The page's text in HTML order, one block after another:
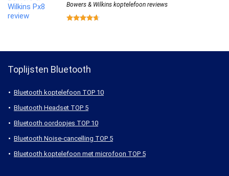
Bowers & Wilkins koptelefoon reviews
Toplijsten Bluetooth
Bluetooth koptelefoon TOP 10
Bluetooth Headset TOP 5
Bluetooth oordopjes TOP 10
Bluetooth Noise-cancelling TOP 5
Bluetooth koptelefoon met microfoon TOP 5